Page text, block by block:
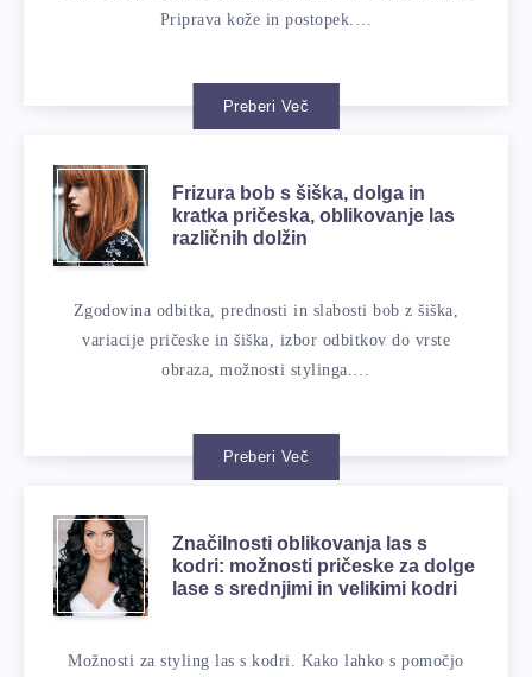
Priprava kože in postopek.…
Preberi Več
Frizura bob s šiška, dolga in
kratka pričeska, oblikovanje las
različnih dolžin
Zgodovina odbitka, prednosti in slabosti bob z šiška,
variacije pričeske in šiška, izbor odbitkov do vrste
obraza, možnosti stylinga.…
Preberi Več
Značilnosti oblikovanja las s
kodri: možnosti pričeske za dolge
lase s srednjimi in velikimi kodri
Možnosti za styling las s kodri. Kako lahko s pomočjo